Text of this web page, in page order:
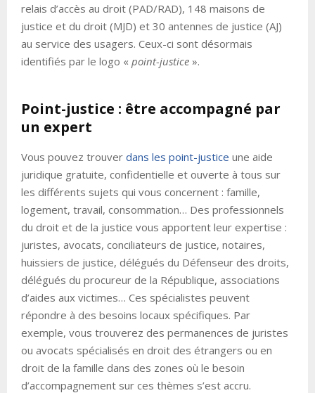
relais d’accès au droit (PAD/RAD), 148 maisons de
justice et du droit (MJD) et 30 antennes de justice (AJ)
au service des usagers. Ceux-ci sont désormais
identifiés par le logo « point-justice ».
Point-justice : être accompagné par
un expert
Vous pouvez trouver dans les point-justice une aide
juridique gratuite, confidentielle et ouverte à tous sur
les différents sujets qui vous concernent : famille,
logement, travail, consommation… Des professionnels
du droit et de la justice vous apportent leur expertise :
juristes, avocats, conciliateurs de justice, notaires,
huissiers de justice, délégués du Défenseur des droits,
délégués du procureur de la République, associations
d’aides aux victimes… Ces spécialistes peuvent
répondre à des besoins locaux spécifiques. Par
exemple, vous trouverez des permanences de juristes
ou avocats spécialisés en droit des étrangers ou en
droit de la famille dans des zones où le besoin
d’accompagnement sur ces thèmes s’est accru.